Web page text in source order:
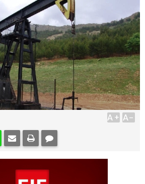
A+ A-